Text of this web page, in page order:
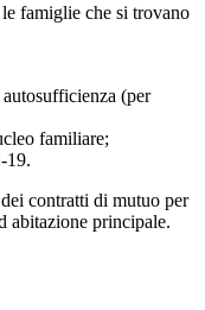
famiglie che si trovano
(per
familiare;
19.
contratti di mutuo per
abitazione principale.